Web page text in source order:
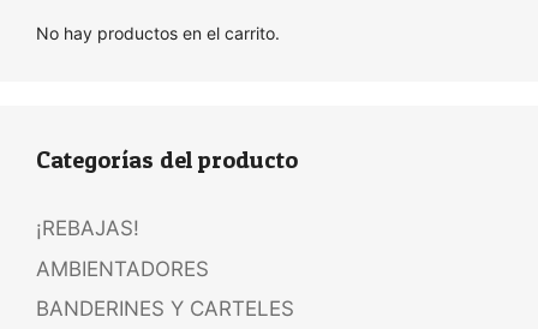
No hay productos en el carrito.
Categorías del producto
¡REBAJAS!
AMBIENTADORES
BANDERINES Y CARTELES